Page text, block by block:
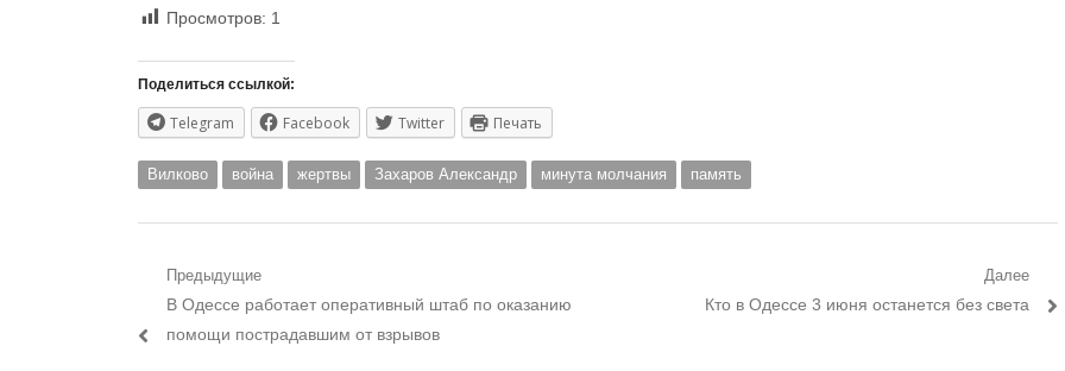
Просмотров: 1
Поделиться ссылкой:
Telegram Facebook Twitter Печать
Вилково война жертвы Захаров Александр минута молчания память
Навигация
по
Предыдущие
Предыдущий
пост:
В Одессе работает оперативный штаб по оказанию
помощи пострадавшим от взрывов
Далее
Следующий
Кто в Одессе 3 июня останется без света